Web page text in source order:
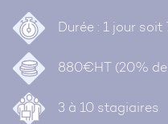
Durée : 1 jour soit
880€HT (20% de
3 à 10 stagiaires